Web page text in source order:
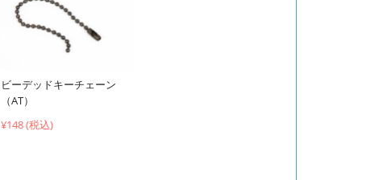
ビーデッドキーチェーン
（AT）
¥148 (税込)